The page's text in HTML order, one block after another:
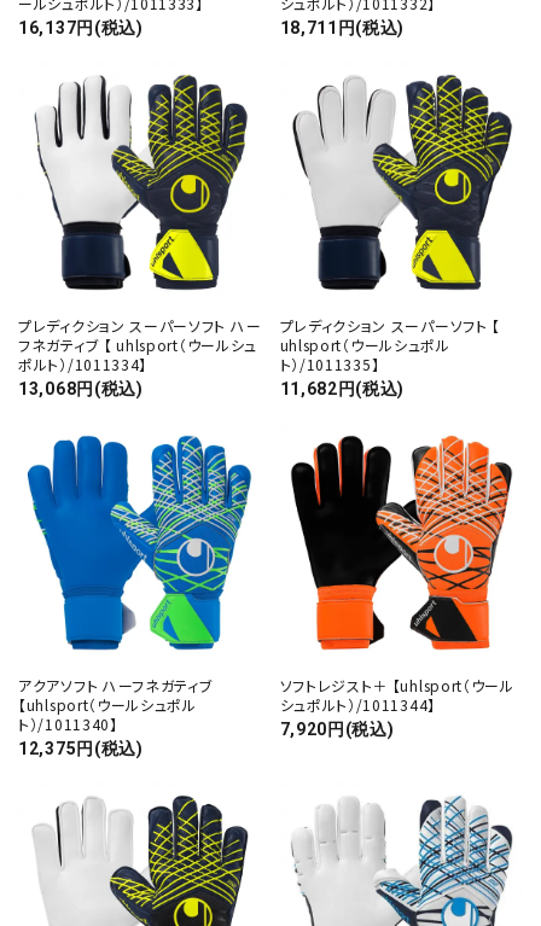
16,137円(税込) 18,711円(税込)
プレディクション スーパーソフト ハー
フネガティブ 【 uhlsport（ウールシュ
ポルト）/1011334】
13,068円(税込)
プレディクション スーパーソフト 【
uhlsport（ウールシュポル
ト）/1011335】
11,682円(税込)
アクアソフト ハーフネガティブ
【uhlsport（ウールシュポル
ト）/1011340】
12,375円(税込)
ソフトレジスト＋ 【uhlsport（ウール
シュポルト）/1011344】
7,920円(税込)
カテゴリー
検索する